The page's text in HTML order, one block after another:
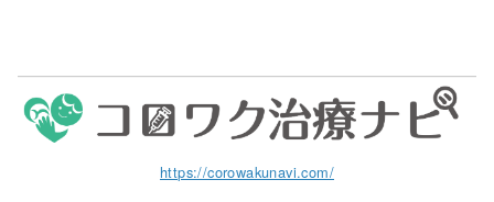
https://corowakunavi.com/